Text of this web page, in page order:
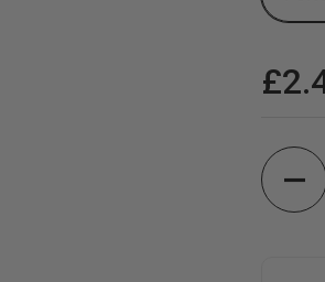
Cantitate